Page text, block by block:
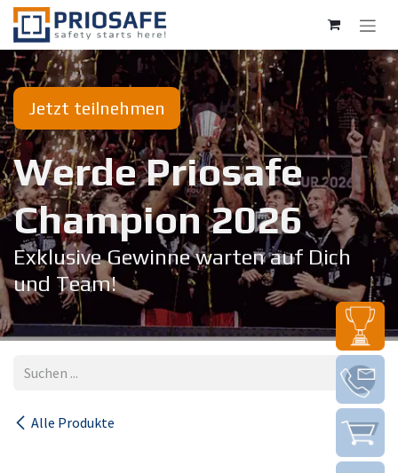
Zum Inhalt springen
Jetzt teilnehmen
Werde Priosafe
Champion 20​26
Exklusive Gewinne warten auf Dich
und Team!
Alle Produkte